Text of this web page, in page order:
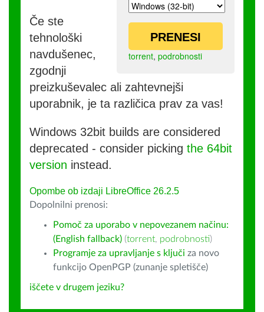
PRENESI
torrent, podrobnosti
Če ste
tehnološki
navdušenec,
zgodnji
preizkuševalec ali zahtevnejši
uporabnik, je ta različica prav za vas!
Windows 32bit builds are considered
deprecated - consider picking the 64bit
version instead.
Opombe ob izdaji LibreOffice 26.2.5
Dopolnilni prenosi:
Pomoč za uporabo v nepovezanem načinu:
(English fallback) (torrent, podrobnosti)
Programje za upravljanje s ključi za novo
funkcijo OpenPGP (zunanje spletišče)
iščete v drugem jeziku?